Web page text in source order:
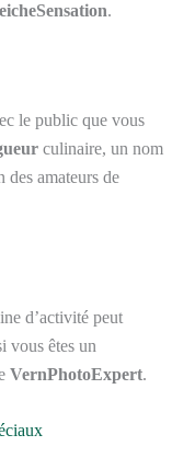
.
le public que vous
culinaire, un nom
des amateurs de
d’activité peut
vous êtes un
VernPhotoExpert.